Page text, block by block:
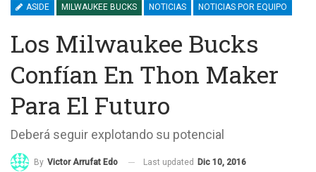
ASIDE MILWAUKEE BUCKS NOTICIAS NOTICIAS POR EQUIPO
Los Milwaukee Bucks
Confían En Thon Maker
Para El Futuro
Deberá seguir explotando su potencial
By Victor Arrufat Edo Last updated Dic 10, 2016